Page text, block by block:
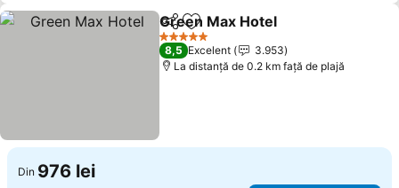
DistribuițiAdăugaţi la favorite
Green Max Hotel
5 Stele
8,5 Excelent
3.953
La distanță de 0.2 km față de plajă
Din 976 lei